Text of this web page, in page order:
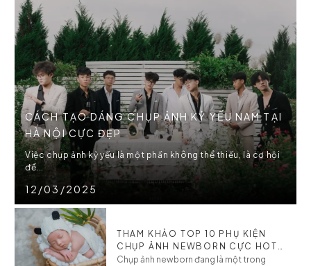
CÁCH TẠO DÁNG CHỤP ẢNH KỶ YẾU NAM TẠI
HÀ NỘI CỰC ĐẸP
12/03/2025
Việc chụp ảnh kỷ yếu là một phần không thể thiếu, là cơ hội
để...
THAM KHẢO TOP 10 PHỤ KIỆN
CHỤP ẢNH NEWBORN CỰC HOT
CHO BÉ
Chụp ảnh newborn đang là một trong